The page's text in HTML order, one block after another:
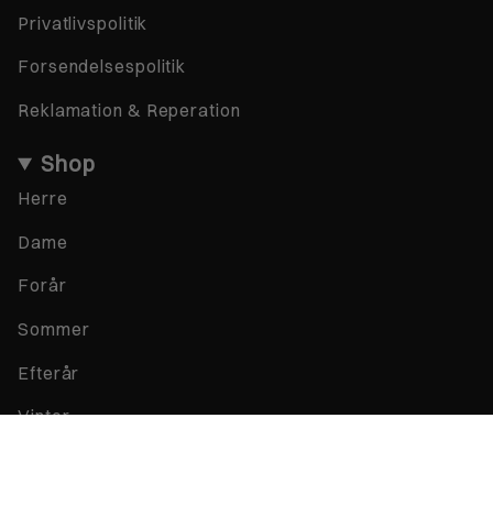
Privatlivspolitik
Forsendelsespolitik
Reklamation & Reperation
Shop
Herre
Dame
Forår
Sommer
Efterår
Vinter